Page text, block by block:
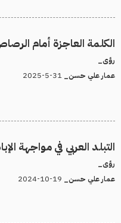
الكلمة العاجزة أمام
رؤى_
عمار علي حسن_
التبلد العربي في مواجهة
رؤى_
عمار علي حسن_